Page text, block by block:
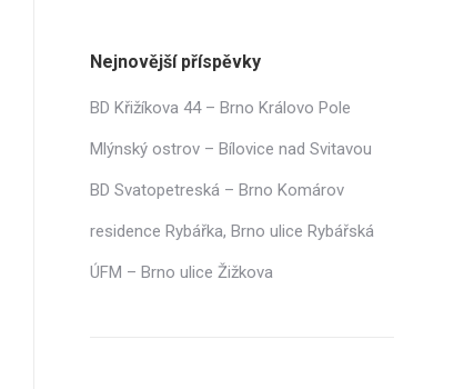
Nejnovější příspěvky
BD Křižíkova 44 – Brno Královo Pole
Mlýnský ostrov – Bílovice nad Svitavou
BD Svatopetreská – Brno Komárov
residence Rybářka, Brno ulice Rybářská
ÚFM – Brno ulice Žižkova